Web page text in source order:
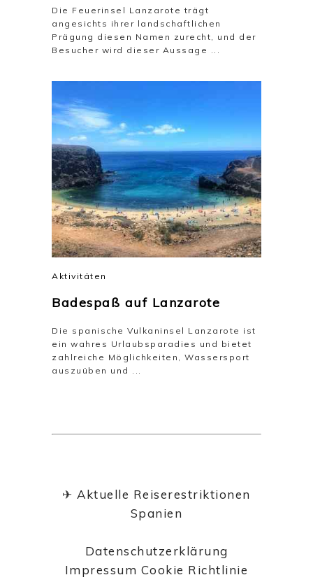
Die Feuerinsel Lanzarote trägt
angesichts ihrer landschaftlichen
Prägung diesen Namen zurecht, und der
Besucher wird dieser Aussage ...
Aktivitäten
Badespaß auf Lanzarote
Die spanische Vulkaninsel Lanzarote ist
ein wahres Urlaubsparadies und bietet
zahlreiche Möglichkeiten, Wassersport
auszuüben und ...
✈ Aktuelle Reiserestriktionen
Spanien
Datenschutzerklärung
Impressum Cookie Richtlinie